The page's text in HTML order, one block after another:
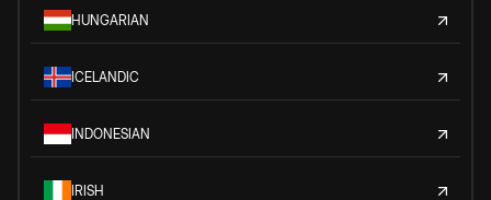
HUNGARIAN
ICELANDIC
INDONESIAN
IRISH